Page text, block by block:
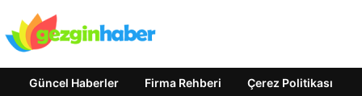
Güncel Haberler Firma Rehberi Çerez Politikası